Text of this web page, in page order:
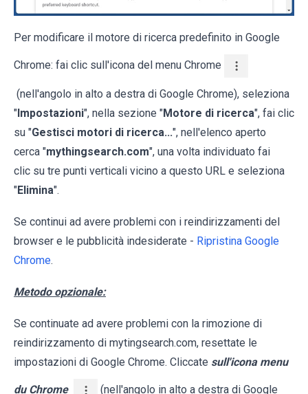
Per modificare il motore di ricerca predefinito in Google
Chrome: fai clic sull'icona del menu Chrome
(nell'angolo in alto a destra di Google Chrome), seleziona
"Impostazioni", nella sezione "Motore di ricerca", fai clic
su "Gestisci motori di ricerca...", nell'elenco aperto
cerca "mythingsearch.com", una volta individuato fai
clic su tre punti verticali vicino a questo URL e seleziona
"Elimina".
Se continui ad avere problemi con i reindirizzamenti del
browser e le pubblicità indesiderate - Ripristina Google
Chrome.
Metodo opzionale:
Se continuate ad avere problemi con la rimozione di
reindirizzamento di mytingsearch.com, resettate le
impostazioni di Google Chrome. Cliccate sull'icona menu
du Chrome (nell'angolo in alto a destra di Google